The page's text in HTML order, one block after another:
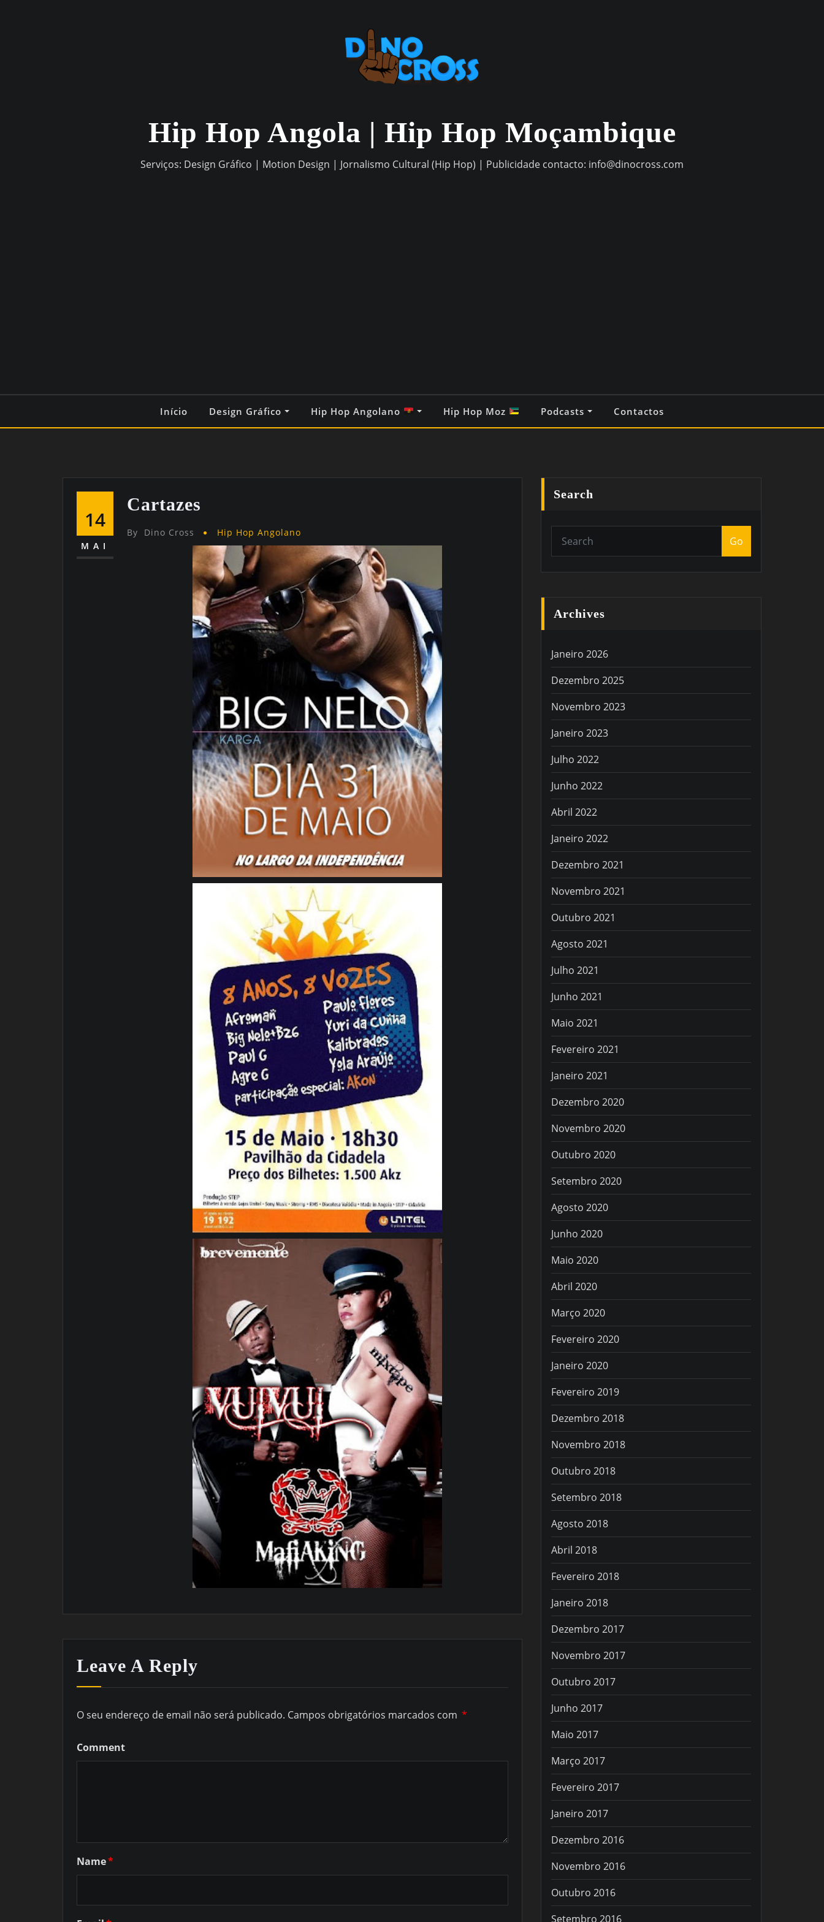
Hip Hop Angola | Hip Hop Moçambique
Serviços: Design Gráfico | Motion Design | Jornalismo Cultural (Hip Hop) | Publicidade contacto: info@dinocross.com
Início Design Gráfico Hip Hop Angolano Hip Hop Moz Podcasts Contactos
14
MAI
Cartazes
By Dino Cross Hip Hop Angolano
Leave A Reply
O seu endereço de email não será publicado. Campos obrigatórios marcados com *
Comment
Name*
Search
Go
Archives
Janeiro 2026
Dezembro 2025
Novembro 2023
Janeiro 2023
Julho 2022
Junho 2022
Abril 2022
Janeiro 2022
Dezembro 2021
Novembro 2021
Outubro 2021
Agosto 2021
Julho 2021
Junho 2021
Maio 2021
Fevereiro 2021
Janeiro 2021
Dezembro 2020
Novembro 2020
Outubro 2020
Setembro 2020
Agosto 2020
Junho 2020
Maio 2020
Abril 2020
Março 2020
Fevereiro 2020
Janeiro 2020
Fevereiro 2019
Dezembro 2018
Novembro 2018
Outubro 2018
Setembro 2018
Agosto 2018
Abril 2018
Fevereiro 2018
Janeiro 2018
Dezembro 2017
Novembro 2017
Outubro 2017
Junho 2017
Maio 2017
Março 2017
Fevereiro 2017
Janeiro 2017
Dezembro 2016
Novembro 2016
Outubro 2016
Setembro 2016